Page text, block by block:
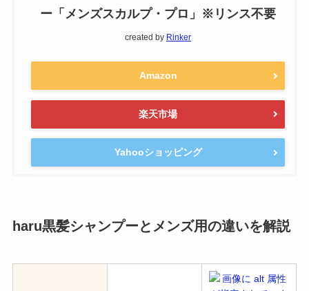
ー「メンズスカルプ・プロ」※リンス不要
created by Rinker
Amazon
楽天市場
Yahooショッピング
haru黒髪シャンプーとメンズ用の違いを解説